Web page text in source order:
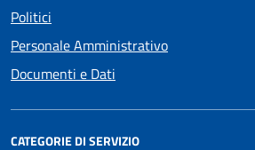
Politici
Personale Amministrativo
Documenti e Dati
CATEGORIE DI SERVIZIO